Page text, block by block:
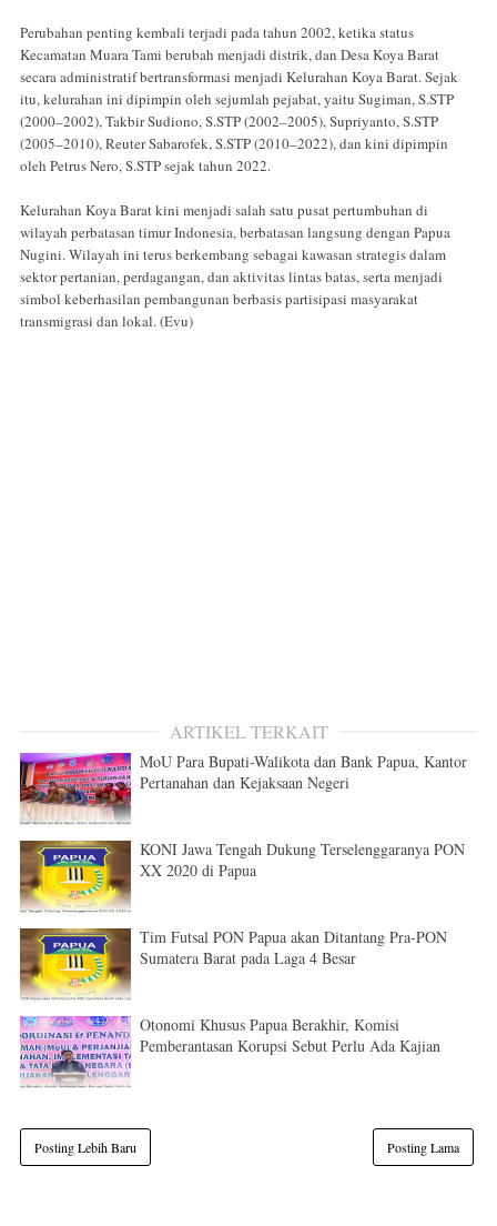
Perubahan penting kembali terjadi pada tahun 2002, ketika status
Kecamatan Muara Tami berubah menjadi distrik, dan Desa Koya Barat
secara administratif bertransformasi menjadi Kelurahan Koya Barat. Sejak
itu, kelurahan ini dipimpin oleh sejumlah pejabat, yaitu Sugiman, S.STP
(2000–2002), Takbir Sudiono, S.STP (2002–2005), Supriyanto, S.STP
(2005–2010), Reuter Sabarofek, S.STP (2010–2022), dan kini dipimpin
oleh Petrus Nero, S.STP sejak tahun 2022.
Kelurahan Koya Barat kini menjadi salah satu pusat pertumbuhan di
wilayah perbatasan timur Indonesia, berbatasan langsung dengan Papua
Nugini. Wilayah ini terus berkembang sebagai kawasan strategis dalam
sektor pertanian, perdagangan, dan aktivitas lintas batas, serta menjadi
simbol keberhasilan pembangunan berbasis partisipasi masyarakat
transmigrasi dan lokal. (Evu)
ARTIKEL TERKAIT
MoU Para Bupati-Walikota dan Bank Papua, Kantor
Pertanahan dan Kejaksaan Negeri
KONI Jawa Tengah Dukung Terselenggaranya PON
XX 2020 di Papua
Tim Futsal PON Papua akan Ditantang Pra-PON
Sumatera Barat pada Laga 4 Besar
Otonomi Khusus Papua Berakhir, Komisi
Pemberantasan Korupsi Sebut Perlu Ada Kajian
Posting Lebih Baru Posting Lama